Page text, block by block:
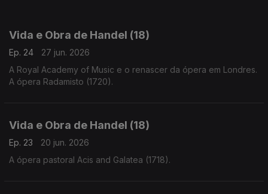
Vida e Obra de Handel (18)
Ep. 24
27 jun. 2026
A Royal Academy of Music e o renascer da ópera em Londres.
A ópera Radamisto (1720).
Vida e Obra de Handel (18)
Ep. 23
20 jun. 2026
A ópera pastoral Acis and Galatea (1718).